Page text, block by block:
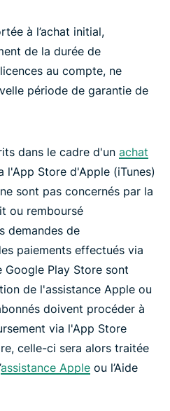
à l’achat initial,
de la durée de
au compte, ne
période de garantie de
dans le cadre d'un achat
l'App Store d'Apple (iTunes)
sont pas concernés par la
ou remboursé
demandes de
paiements effectués via
Play Store sont
de l'assistance Apple ou
doivent procéder à
via l'App Store
celle-ci sera alors traitée
assistance Apple ou l’Aide